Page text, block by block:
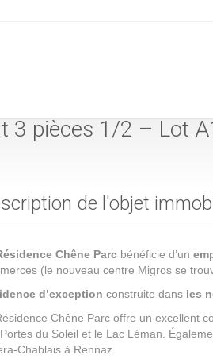
3 pièces 1/2 – Lot
de l'objet
Chêne Parc bénéficie d’un
(le nouveau centre Migros se
d’exception construite dans les
Chêne Parc offre un excellent
du Soleil et le Lac Léman.
Chablais à Rennaz.